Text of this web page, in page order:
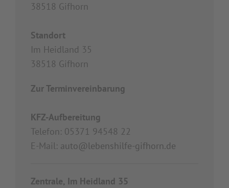
38518 Gifhorn
Standort
Im Heidland 35
38518 Gifhorn
Zur Terminvereinbarung
KFZ-Aufbereitung
Telefon: 05371 94548 22
E-Mail: auto@lebenshilfe-gifhorn.de
Zentrale, Im Heidland 35